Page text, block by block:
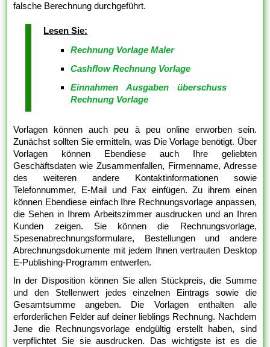
falsche Berechnung durchgeführt.
Lesen Sie:
Rechnung Vorlage Maler
Cashflow Rechnung Vorlage
Einnahmen Ausgaben überschuss
Rechnung Vorlage
Vorlagen können auch peu à peu online erworben sein.
Zunächst sollten Sie ermitteln, was Die Vorlage benötigt. Über
Vorlagen können Ebendiese auch Ihre geliebten
Geschäftsdaten wie Zusammenfallen, Firmenname, Adresse
des weiteren andere Kontaktinformationen sowie
Telefonnummer, E-Mail und Fax einfügen. Zu ihrem einen
können Ebendiese einfach Ihre Rechnungsvorlage anpassen,
die Sehen in Ihrem Arbeitszimmer ausdrucken und an Ihren
Kunden zeigen. Sie können die Rechnungsvorlage,
Spesenabrechnungsformulare, Bestellungen und andere
Abrechnungsdokumente mit jedem Ihnen vertrauten Desktop
E-Publishing-Programm entwerfen.
In der Disposition können Sie allen Stückpreis, die Summe
und den Stellenwert jedes einzelnen Eintrags sowie die
Gesamtsumme angeben. Die Vorlagen enthalten alle
erforderlichen Felder auf deiner lieblings Rechnung. Nachdem
Jene die Rechnungsvorlage endgültig erstellt haben, sind
verpflichtet Sie sie ausdrucken. Das wichtigste ist es die